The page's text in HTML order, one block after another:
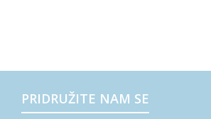
PRIDRUŽITE NAM SE